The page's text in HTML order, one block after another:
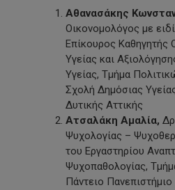
Αθανασάκης
Οικονομολόγος με
Επίκουρος Καθηγητής
Υγείας και
Υγείας, Τμήμα
Σχολή Δημόσιας
Δυτικής Αττικής
Ατσαλάκη Αμαλία,
Ψυχολογίας –
του Εργαστηρίου
Ψυχοπαθολογίας,
Πάντειο Πανεπιστήμιο